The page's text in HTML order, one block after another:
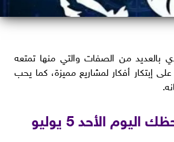
بالعديد من الصفات والتي منها تمتعه
إبتكار أفكار لمشاريع مميزة، كما يحب
الأحد 5 يوليو